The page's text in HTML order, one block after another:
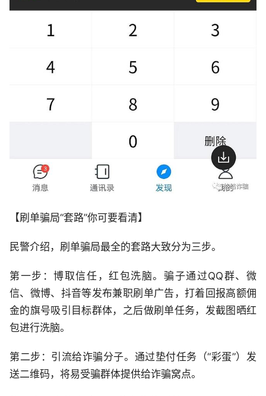
【刷单骗局“套路”你可要看清】
民警介绍，刷单骗局最全的套路大致分为三步。
第一步：博取信任，红包洗脑。骗子通过QQ群、微
信、微博、抖音等发布兼职刷单广告，打着回报高额佣
金的旗号吸引目标群体，之后做刷单任务，发截图晒红
包进行洗脑。
第二步：引流给诈骗分子。通过垫付任务（“彩蛋”）发
送二维码，将易受骗群体提供给诈骗窝点。